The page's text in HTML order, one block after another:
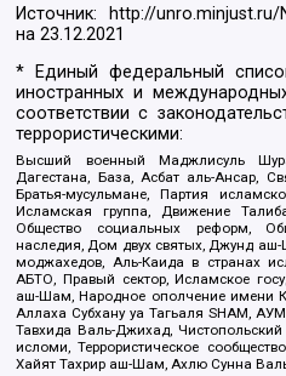
Источник: http://unro.minjust.ru/
на23.12.2021
* Единый федеральный
иностранных и
соответствии с
террористическими:
Высший военный Маджлисуль
Дагестана, База, Асбат аль-Ансар,
Братья-мусульмане, Партия
Исламская группа, Движение
Общество социальных реформ,
наследия, Дом двух святых, Джунд
моджахедов, Аль-Каида в странах
АБТО, Правый сектор, Исламское
аш-Шам, Народное ополчение имени
Аллаха Субхану уа Тагьаля SHAM,
Тавхида Валь-Джихад,
исломи, Террористическое
Хайят Тахрир аш-Шам, Ахлю Сунна